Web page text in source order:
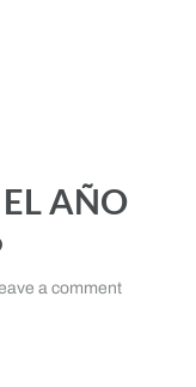
AÑO
a comment